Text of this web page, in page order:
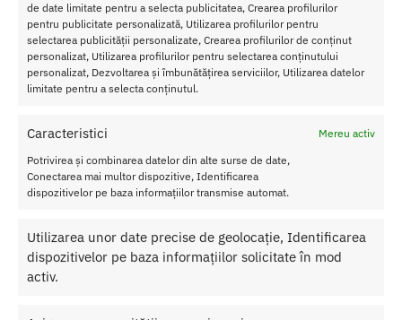
de date limitate pentru a selecta publicitatea, Crearea profilurilor
pentru publicitate personalizată, Utilizarea profilurilor pentru
selectarea publicității personalizate, Crearea profilurilor de conținut
personalizat, Utilizarea profilurilor pentru selectarea conținutului
personalizat, Dezvoltarea și îmbunătățirea serviciilor, Utilizarea datelor
limitate pentru a selecta conținutul.
Caracteristici
Mereu activ
Potrivirea și combinarea datelor din alte surse de date,
Conectarea mai multor dispozitive, Identificarea
dispozitivelor pe baza informațiilor transmise automat.
Utilizarea unor date precise de geolocație, Identificarea
dispozitivelor pe baza informațiilor solicitate în mod
activ.